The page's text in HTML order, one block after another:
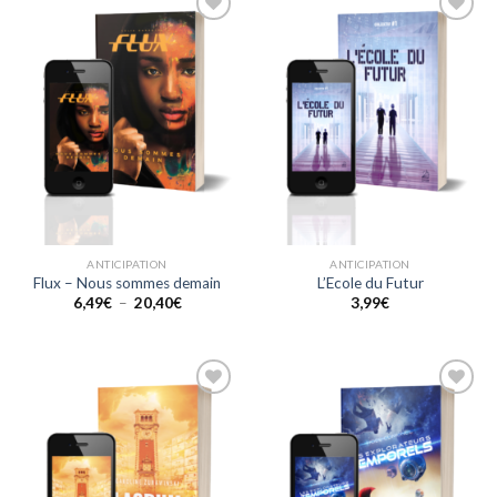
Ajouter
à la liste
de
souhaits
ANTICIPATION
Flux – Nous sommes demain
6,49€ – 20,40€Plage
20,40€
ANTICIPATION
L’Ecole du Futur
3,99€
Ajouter
à la liste
de
Ajouter
à la liste
de